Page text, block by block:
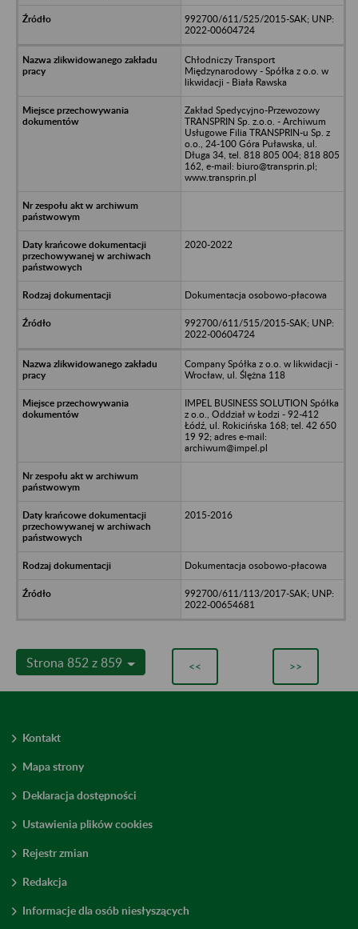
992700/611/525/2015-SAK; UNP:
2022-00604724
Chłodniczy Transport
Międzynarodowy - Spółka z o.o. w
likwidacji - Biała Rawska
Zakład Spedycyjno-Przewozowy
TRANSPRIN Sp. z.o.o. - Archiwum
Usługowe Filia TRANSPRIN-u Sp. z
o.o., 24-100 Góra Puławska, ul.
Długa 34, tel. 818 805 004; 818 805
162, e-mail: biuro@transprin.pl;
www.transprin.pl
2020-2022
Dokumentacja osobowo-płacowa
992700/611/515/2015-SAK; UNP:
2022-00604724
Company Spółka z o.o. w likwidacji -
Wrocław, ul. Ślężna 118
IMPEL BUSINESS SOLUTION Spółka
z o.o., Oddział w Łodzi - 92-412
Łódź, ul. Rokicińska 168; tel. 42 650
19 92; adres e-mail:
archiwum@impel.pl
2015-2016
Dokumentacja osobowo-płacowa
992700/611/113/2017-SAK; UNP:
2022-00654681
Strona 852 z 859 << >>
Kontakt
Mapa strony
Deklaracja dostępności
Ustawienia plików cookies
Rejestr zmian
Redakcja
Informacje dla osób niesłyszących